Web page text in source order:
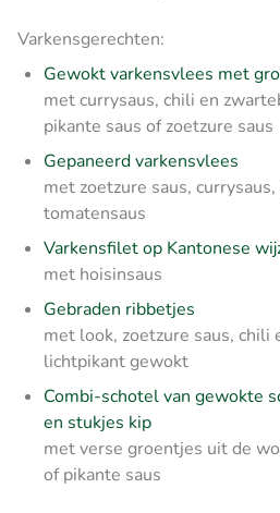
Varkensgerechten:
Gewokt varkensvlees met
met currysaus, chili en
pikante saus of zoetzure saus
Gepaneerd varkensvlees
met zoetzure saus,
tomatensaus
Varkensfilet op Kantonese
met hoisinsaus
Gebraden ribbetjes
met look, zoetzure saus, chili
lichtpikant gewokt
Combi-schotel van gewokte
en stukjes kip
met verse groentjes uit de
of pikante saus